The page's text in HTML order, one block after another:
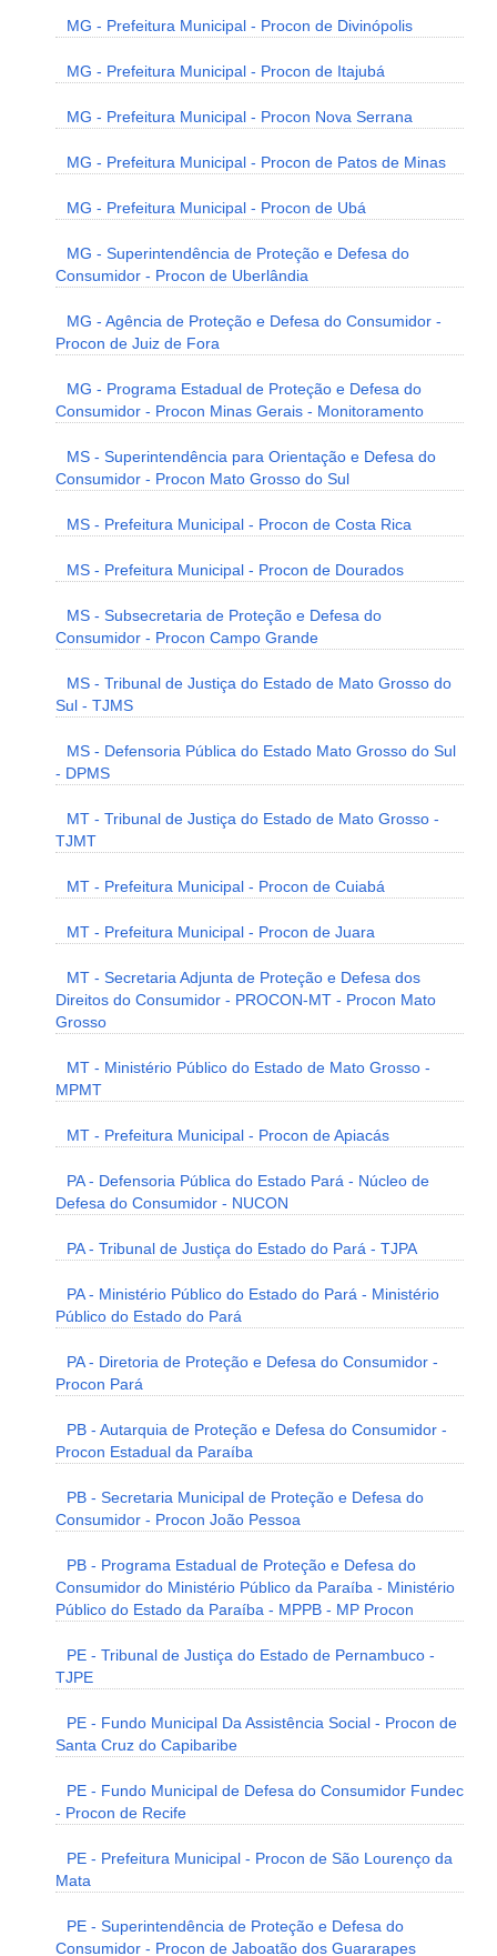
MG - Prefeitura Municipal - Procon de Divinópolis
MG - Prefeitura Municipal - Procon de Itajubá
MG - Prefeitura Municipal - Procon Nova Serrana
MG - Prefeitura Municipal - Procon de Patos de Minas
MG - Prefeitura Municipal - Procon de Ubá
MG - Superintendência de Proteção e Defesa do
Consumidor - Procon de Uberlândia
MG - Agência de Proteção e Defesa do Consumidor -
Procon de Juiz de Fora
MG - Programa Estadual de Proteção e Defesa do
Consumidor - Procon Minas Gerais - Monitoramento
MS - Superintendência para Orientação e Defesa do
Consumidor - Procon Mato Grosso do Sul
MS - Prefeitura Municipal - Procon de Costa Rica
MS - Prefeitura Municipal - Procon de Dourados
MS - Subsecretaria de Proteção e Defesa do
Consumidor - Procon Campo Grande
MS - Tribunal de Justiça do Estado de Mato Grosso do
Sul - TJMS
MS - Defensoria Pública do Estado Mato Grosso do Sul
- DPMS
MT - Tribunal de Justiça do Estado de Mato Grosso -
TJMT
MT - Prefeitura Municipal - Procon de Cuiabá
MT - Prefeitura Municipal - Procon de Juara
MT - Secretaria Adjunta de Proteção e Defesa dos
Direitos do Consumidor - PROCON-MT - Procon Mato
Grosso
MT - Ministério Público do Estado de Mato Grosso -
MPMT
MT - Prefeitura Municipal - Procon de Apiacás
PA - Defensoria Pública do Estado Pará - Núcleo de
Defesa do Consumidor - NUCON
PA - Tribunal de Justiça do Estado do Pará - TJPA
PA - Ministério Público do Estado do Pará - Ministério
Público do Estado do Pará
PA - Diretoria de Proteção e Defesa do Consumidor -
Procon Pará
PB - Autarquia de Proteção e Defesa do Consumidor -
Procon Estadual da Paraíba
PB - Secretaria Municipal de Proteção e Defesa do
Consumidor - Procon João Pessoa
PB - Programa Estadual de Proteção e Defesa do
Consumidor do Ministério Público da Paraíba - Ministério
Público do Estado da Paraíba - MPPB - MP Procon
PE - Tribunal de Justiça do Estado de Pernambuco -
TJPE
PE - Fundo Municipal Da Assistência Social - Procon de
Santa Cruz do Capibaribe
PE - Fundo Municipal de Defesa do Consumidor Fundec
- Procon de Recife
PE - Prefeitura Municipal - Procon de São Lourenço da
Mata
PE - Superintendência de Proteção e Defesa do
Consumidor - Procon de Jaboatão dos Guararapes